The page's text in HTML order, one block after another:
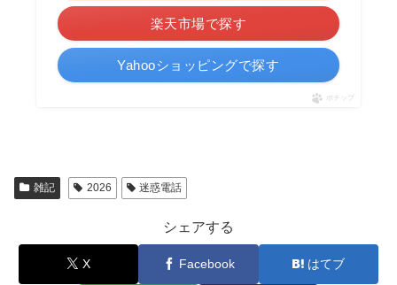
楽天市場で探す
Yahooショッピングで探す
ポチップ
雑記 2026 迷惑電話
シェアする
X Facebook はてブ